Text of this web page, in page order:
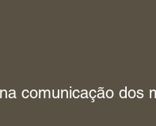
comunicação dos